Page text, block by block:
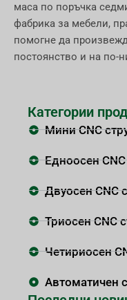
маса по поръчка
фабрика за мебели,
помогне да
постоянство и на по-
Категории
Мини CNC
Едноосен
Двуосен CNC
Триосен CNC
Четириосен
Автоматичен